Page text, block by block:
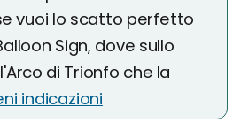
vuoi lo scatto perfetto
Sign, dove sullo
di Trionfo che la
indicazioni